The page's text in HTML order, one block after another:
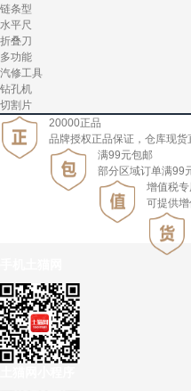
链条型
水平尺
折叠刀
多功能
汽修工具
钻孔机
切割片
20000正品
品牌授权正品保证，仓库现货
满99元包邮
部分区域订单满99
增值税
可提供